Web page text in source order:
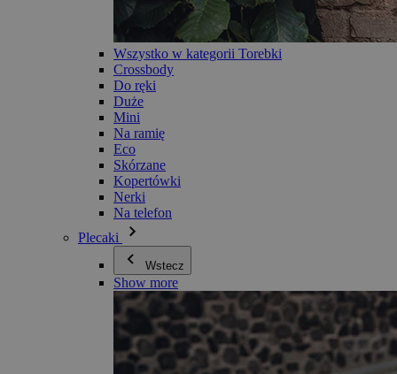
Wszystko w kategorii Torebki
Crossbody
Do ręki
Duże
Mini
Na ramię
Eco
Skórzane
Kopertówki
Nerki
Na telefon
Plecaki
Wstecz
Show more